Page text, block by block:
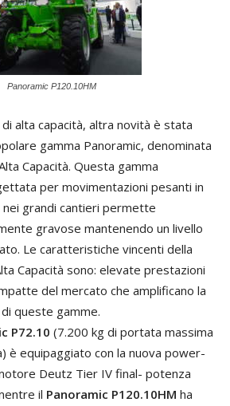
Panoramic P120.10HM
alta capacità, altra novità è stata
gamma Panoramic, denominata
Capacità. Questa gamma
per movimentazioni pesanti in
nei grandi cantieri permette
gravose mantenendo un livello
Le caratteristiche vincenti della
Capacità sono: elevate prestazioni
del mercato che amplificano la
queste gamme.
P72.10 (7.200 kg di portata massima
è equipaggiato con la nuova power-
Deutz Tier IV final- potenza
il Panoramic P120.10HM ha